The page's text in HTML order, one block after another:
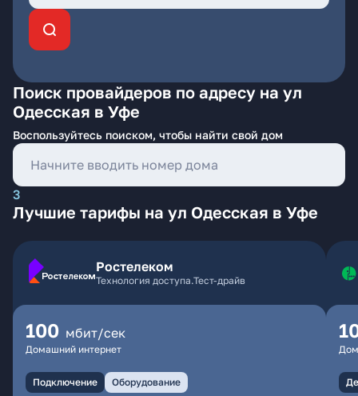
Поиск провайдеров по адресу на ул
Одесская в Уфе
Воспользуйтесь поиском, чтобы найти свой дом
3
Лучшие тарифы на ул Одесская в Уфе
Ростелеком
Технология доступа.Тест-драйв
100 мбит/сек
Домашний интернет
Подключение Оборудование